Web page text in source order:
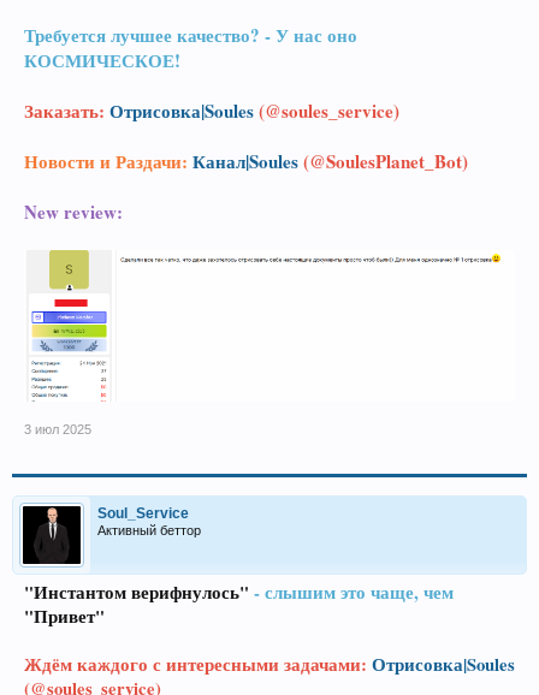
Требуется лучшее качество? - У нас оно
КОСМИЧЕСКОЕ!
Заказать: Отрисовка|Soules(@soules_service)
Новости и Раздачи: Канал|Soules(@SoulesPlanet_Bot)
New review:
3 июл 2025
Soul_Service
Активный беттор
"Инстантом верифнулось" - слышим это чаще, чем
"Привет"
Ждём каждого с интересными задачами: Отрисовка|Soules
(@soules_service)